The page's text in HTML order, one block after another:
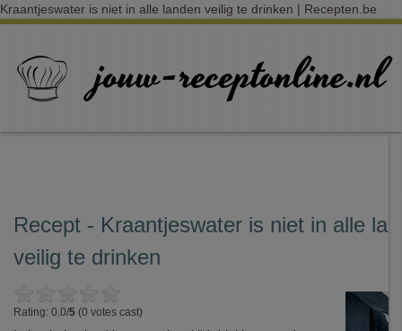
Kraantjeswater is niet in alle landen veilig te drinken | Recepten.be
Recept - Kraantjeswater is niet in alle
veilig te drinken
Rating: 0.0/5 (0 votes cast)